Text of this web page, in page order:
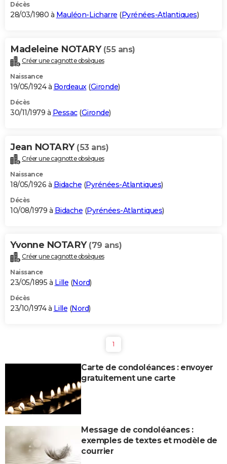
Décès
28/03/1980 à Mauléon-Licharre (Pyrénées-Atlantiques)
Madeleine NOTARY (55 ans)
Créer une cagnotte obsèques
Naissance
19/05/1924 à Bordeaux(Gironde)
Décès
30/11/1979 à Pessac(Gironde)
Jean NOTARY (53 ans)
Créer une cagnotte obsèques
Naissance
18/05/1926 à Bidache (Pyrénées-Atlantiques)
Décès
10/08/1979 à Bidache (Pyrénées-Atlantiques)
Yvonne NOTARY (79 ans)
Créer une cagnotte obsèques
Naissance
23/05/1895 à Lille (Nord)
Décès
23/10/1974 à Lille (Nord)
1
Carte de condoléances : envoyer
gratuitement une carte
Message de condoléances :
exemples de textes et modèle de
courrier